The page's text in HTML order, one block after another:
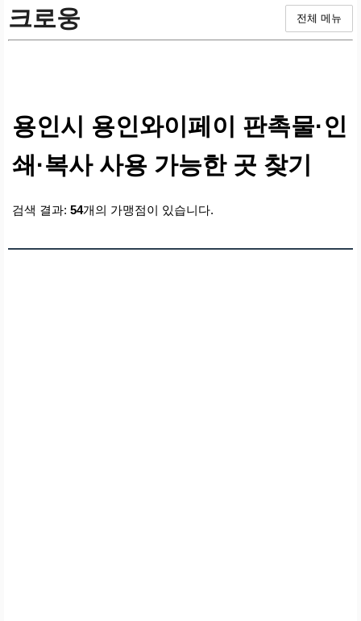
크로웅 전체 메뉴
용인시 용인와이페이 판촉물·인
쇄·복사 사용 가능한 곳 찾기
검색 결과: 54개의 가맹점이 있습니다.